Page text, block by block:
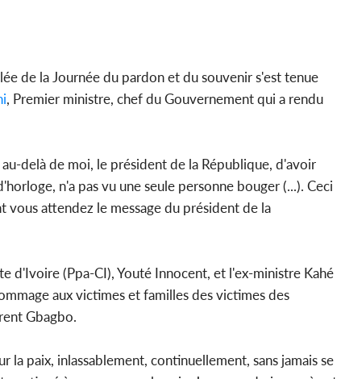
de la Journée du pardon et du souvenir s'est tenue
, Premier ministre, chef du Gouvernement qui a rendu
delà de moi, le président de la République, d'avoir
n'a pas vu une seule personne bouger (...). Ceci
attendez le message du président de la
d'Ivoire (Ppa-CI), Youté Innocent, et l'ex-ministre Kahé
aux victimes et familles des victimes des
Gbagbo.
paix, inlassablement, continuellement, sans jamais se
conseiller de Soro a recou...